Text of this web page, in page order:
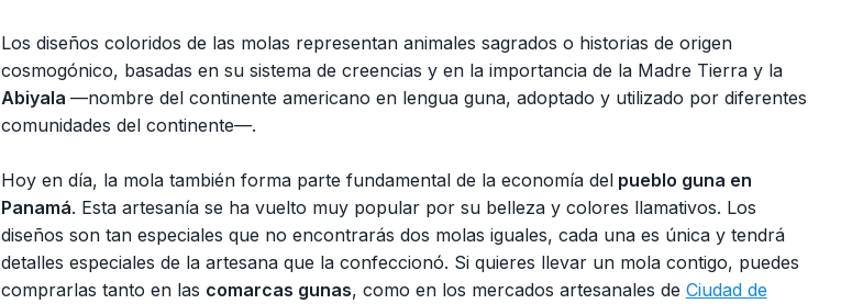
Los diseños coloridos de las molas representan animales sagrados o historias de origen
cosmogónico, basadas en su sistema de creencias y en la importancia de la Madre Tierra y la
Abiyala —nombre del continente americano en lengua guna, adoptado y utilizado por diferentes
comunidades del continente—.
Hoy en día, la mola también forma parte fundamental de la economía delpueblo guna en
Panamá. Esta artesanía se ha vuelto muy popular por su belleza y colores llamativos. Los
diseños son tan especiales que no encontrarás dos molas iguales, cada una es única y tendrá
detalles especiales de la artesana que la confeccionó. Si quieres llevar un mola contigo, puedes
comprarlas tanto en las comarcas gunas, como en los mercados artesanales de Ciudad de